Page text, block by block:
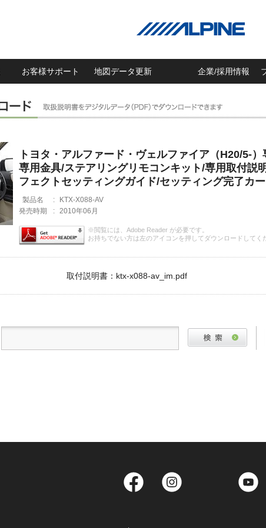
お客様サポート 地図データ更新 企業/採用情報
トヨタ・アルファード・ヴェルファイア（H20/5-
専用金具/ステアリングリモコンキット/専用取付説
フェクトセッティングガイド/セッティング完了カ
製品名 :
KTX-X088-AV
発売時期
: 2010年06月
※閲覧には、Adobe Reader が必要です。
お持ちでない方は左のアイコンを押してダウンロードしてく
取付説明書：ktx-x088-av_im.pdf
Facebook Twitter